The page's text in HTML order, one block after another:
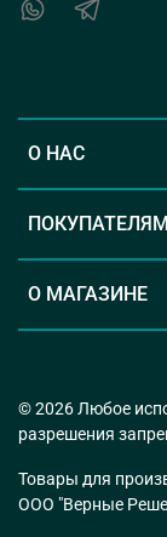
О НАС
ПОКУПАТЕЛЯМ
О МАГАЗИНЕ
© 2026 Любое
разрешения
Товары для
ООО "Верные